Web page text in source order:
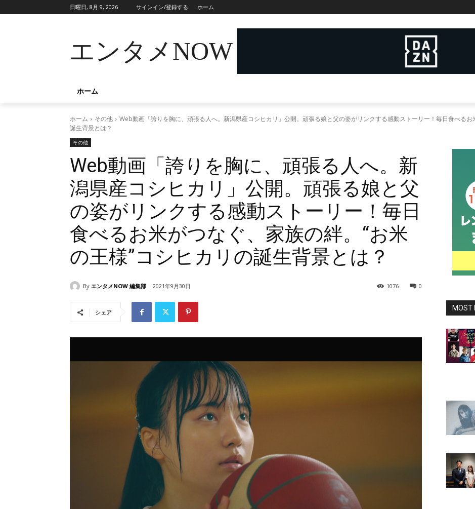
日曜日, 8月 9, 2026 サインイン/登録する ホーム
エンタメNOW
ホーム
ホーム その他
Web動画「誇りを胸に、頑張る人へ。新潟県産コシヒカリ」公開。頑張る娘と父の姿がリンクする感動ストーリー！毎日食べる
誕生背景とは？
その他
Web動画「誇りを胸に、頑張る人へ。新
潟県産コシヒカリ」公開。頑張る娘と父
の姿がリンクする感動ストーリー！毎日
食べるお米がつなぐ、家族の絆。“お米
の王様”コシヒカリの誕生背景とは？
By エンタメNOW 編集部 2021年9月30日 0
1076
シェア
MOST